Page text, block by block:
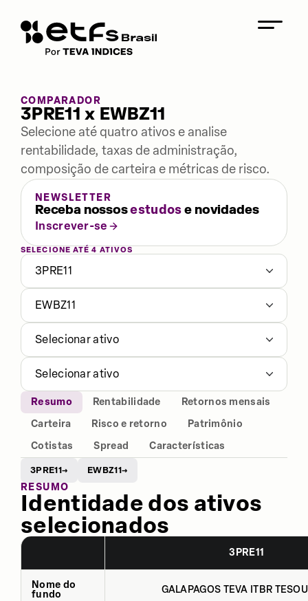
COMPARADOR
3PRE11 x EWBZ11
Selecione até quatro ativos e analise
rentabilidade, taxas de administração,
composição de carteira e métricas de risco.
NEWSLETTER
Receba nossosestudose novidades
Inscrever-se
SELECIONE ATÉ 4 ATIVOS
3PRE11
EWBZ11
Selecionar ativo
Selecionar ativo
Resumo Rentabilidade
Retornos mensais
Carteira
Risco e retorno
Patrimônio
Cotistas
Spread Características
3PRE11→ EWBZ11→
RESUMO
Identidade dos ativos
selecionados
3PRE11
Nome do
fundo
GALAPAGOS TEVA ITBR